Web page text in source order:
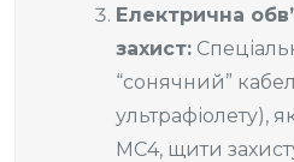
Електрична
захист:
“сонячний”
ультрафіолету),
MC4, щити